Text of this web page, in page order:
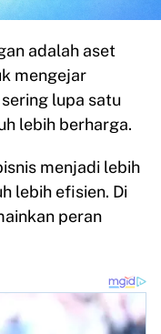
adalah aset
mengejar
lupa satu
lebih berharga.
menjadi lebih
lebih efisien. Di
peran